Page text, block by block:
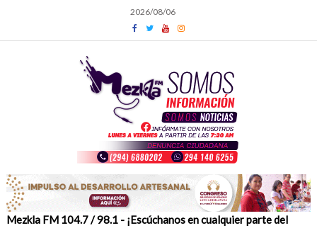
content
2026/08/06
Mezkla FM 104.7 / 98.1 - ¡Escúchanos en cualquier parte del